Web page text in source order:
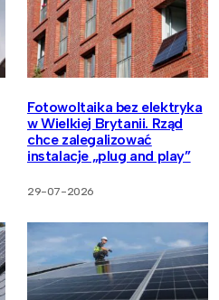
Fotowoltaika bez elektryka
w Wielkiej Brytanii. Rząd
chce zalegalizować
instalacje „plug and play”
29-07-2026